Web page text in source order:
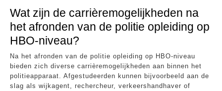
Wat zijn de carrièremogelijkheden na
het afronden van de politie opleiding op
HBO-niveau?
Na het afronden van de politie opleiding op HBO-niveau
bieden zich diverse carrièremogelijkheden aan binnen het
politieapparaat. Afgestudeerden kunnen bijvoorbeeld aan de
slag als wijkagent, rechercheur, verkeershandhaver of